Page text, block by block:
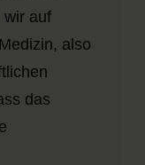
wir auf
also
das